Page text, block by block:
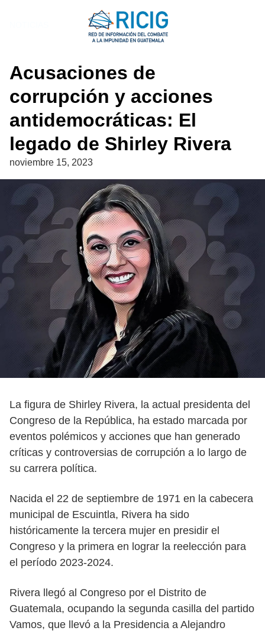
Acusaciones de
corrupción y acciones
antidemocráticas: El
legado de Shirley Rivera
noviembre 15, 2023
La figura de Shirley Rivera, la actual presidenta del
Congreso de la República, ha estado marcada por
eventos polémicos y acciones que han generado
críticas y controversias de corrupción a lo largo de
su carrera política.
Nacida el 22 de septiembre de 1971 en la cabecera
municipal de Escuintla, Rivera ha sido
históricamente la tercera mujer en presidir el
Congreso y la primera en lograr la reelección para
el período 2023-2024.
Rivera llegó al Congreso por el Distrito de
Guatemala, ocupando la segunda casilla del partido
Vamos, que llevó a la Presidencia a Alejandro